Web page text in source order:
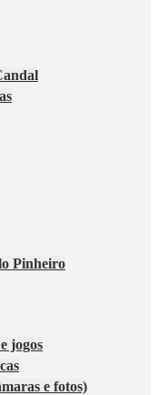
Pinheiro
jogos
e fotos)